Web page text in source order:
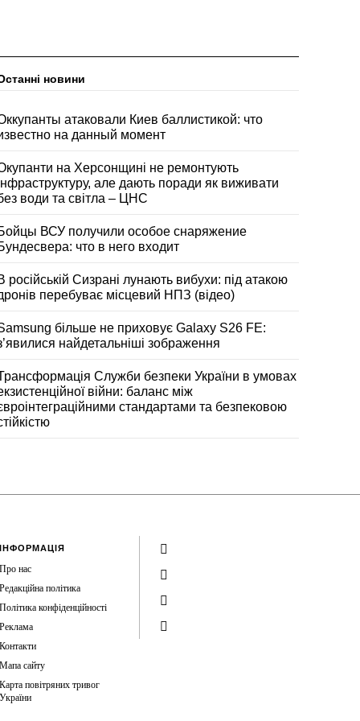
новини
атаковали Киев баллистикой: что
на данный момент
на Херсонщині не ремонтують
але дають поради як виживати
води та світла – ЦНС
ВСУ получили особое снаряжение
что в него входит
російській Сизрані лунають вибухи: під атакою
перебуває місцевий НПЗ (відео)
більше не приховує Galaxy S26 FE:
найдетальніші зображення
Служби безпеки України в умовах
війни: баланс між
стандартами та безпековою
ІНФОРМАЦІЯ
Про нас
Редакційна політика
Політика конфіденційності
Реклама
Контакти
Мапа сайту
Карта повітряних тривог
України